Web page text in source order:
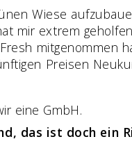
Wiese
mir extrem
mitgenommen
Preisen
eine GmbH.
das ist doch ein